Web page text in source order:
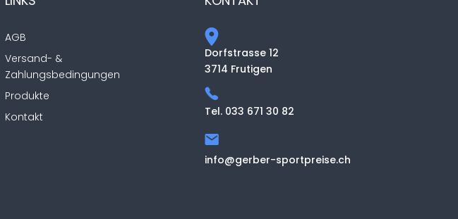
AGB
Versand- &
Zahlungsbedingungen
Produkte
Kontakt
Dorfstrasse 12
3714 Frutigen
Tel. 033 671 30 82
info@gerber-sportpreise.ch